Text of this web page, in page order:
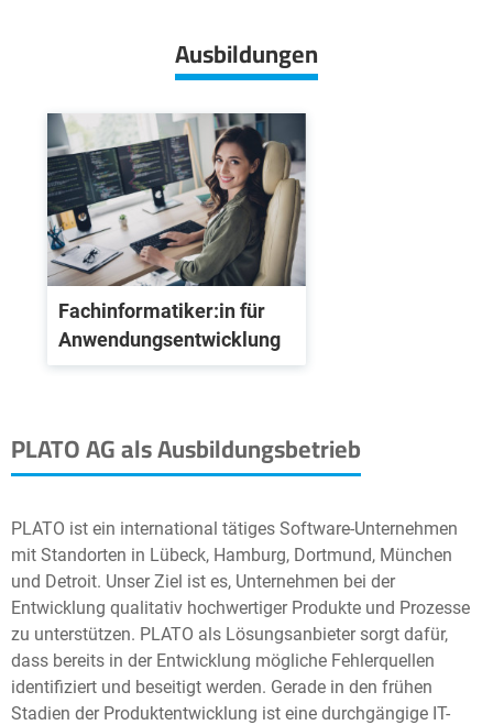
Ausbildungen
Fachinformatiker:in für
Anwendungsentwicklung
PLATO AG als Ausbildungsbetrieb
PLATO ist ein international tätiges Software-Unternehmen
mit Standorten in Lübeck, Hamburg, Dortmund, München
und Detroit. Unser Ziel ist es, Unternehmen bei der
Entwicklung qualitativ hochwertiger Produkte und Prozesse
zu unterstützen. PLATO als Lösungsanbieter sorgt dafür,
dass bereits in der Entwicklung mögliche Fehlerquellen
identifiziert und beseitigt werden. Gerade in den frühen
Stadien der Produktentwicklung ist eine durchgängige IT-